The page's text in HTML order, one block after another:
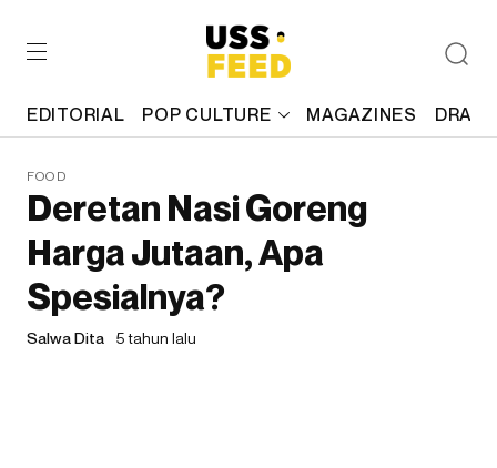
EDITORIAL POP CULTURE MAGAZINES
FOOD
Deretan Nasi Goreng
Harga Jutaan, Apa
Spesialnya?
Salwa Dita 5 tahun lalu